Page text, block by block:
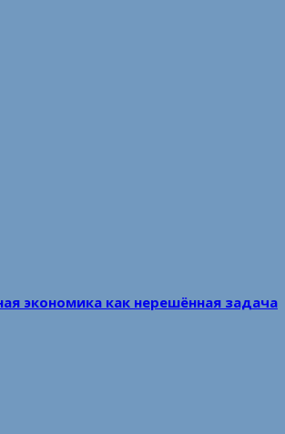
экономика как нерешённая задача